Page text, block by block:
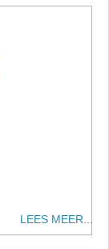
LEES MEER...